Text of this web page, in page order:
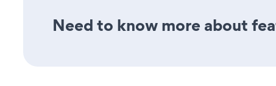
Need to know more about